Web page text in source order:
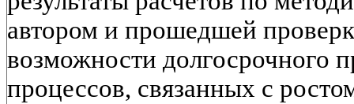
автором и прошедшей
возможности долгосрочного
процессов, связанных с